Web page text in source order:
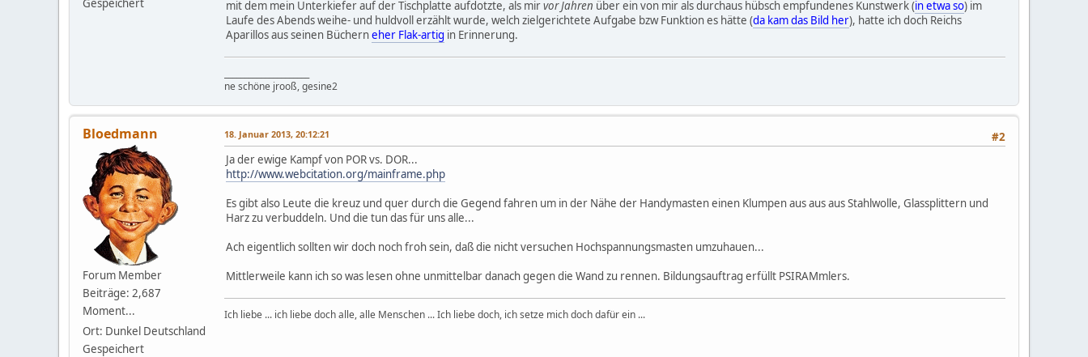
Gespeichert
mit dem mein Unterkiefer auf der Tischplatte aufdotzte, als mirvor Jahren über ein von mir als durchaus hübsch empfundenes Kunstwerk (in etwa so) im
Laufe des Abends weihe- und huldvoll erzählt wurde, welch zielgerichtete Aufgabe bzw Funktion es hätte (da kam das Bild her), hatte ich doch Reichs
Aparillos aus seinen Bücherneher Flak-artig in Erinnerung.
ne schöne jrooß, gesine2
Bloedmann
Forum Member
Beiträge: 2,687
Moment...
Ort: Dunkel Deutschland
Gespeichert
#2
18. Januar 2013, 20:12:21
Ja der ewige Kampf von POR vs. DOR...
http://www.webcitation.org/mainframe.php
Es gibt also Leute die kreuz und quer durch die Gegend fahren um in der Nähe der Handymasten einen Klumpen aus aus aus Stahlwolle, Glassplittern und
Harz zu verbuddeln. Und die tun das für uns alle...
Ach eigentlich sollten wir doch noch froh sein, daß die nicht versuchen Hochspannungsmasten umzuhauen...
Mittlerweile kann ich so was lesen ohne unmittelbar danach gegen die Wand zu rennen. Bildungsauftrag erfüllt PSIRAMmlers.
Ich liebe ... ich liebe doch alle, alle Menschen ... Ich liebe doch, ich setze mich doch dafür ein ...